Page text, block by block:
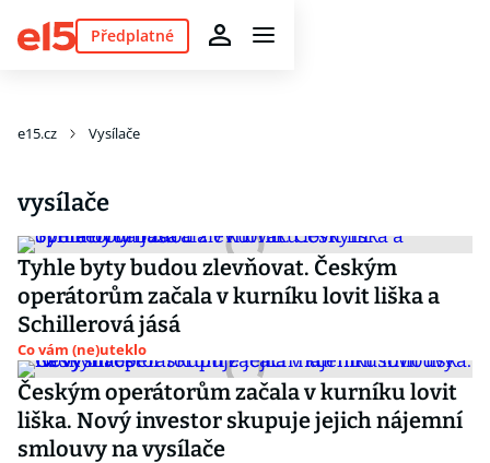
Předplatné
e15.cz Vysílače
vysílače
Tyhle byty budou zlevňovat. Českým
operátorům začala v kurníku lovit liška a
Schillerová jásá
Co vám (ne)uteklo
Českým operátorům začala v kurníku lovit
liška. Nový investor skupuje jejich nájemní
smlouvy na vysílače